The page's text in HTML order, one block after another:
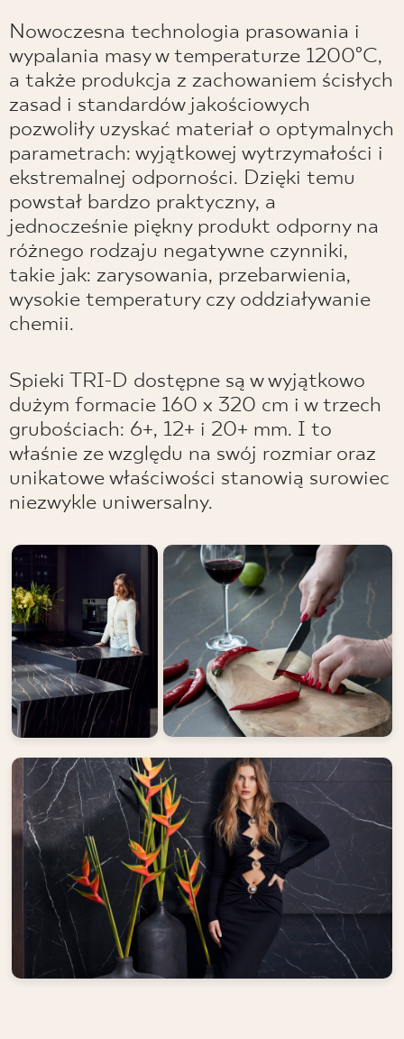
Nowoczesna technologia prasowania i
wypalania masy w temperaturze 1200°C,
a także produkcja z zachowaniem ścisłych
zasad i standardów jakościowych
pozwoliły uzyskać materiał o optymalnych
parametrach: wyjątkowej wytrzymałości i
ekstremalnej odporności. Dzięki temu
powstał bardzo praktyczny, a
jednocześnie piękny produkt odporny na
różnego rodzaju negatywne czynniki,
takie jak: zarysowania, przebarwienia,
wysokie temperatury czy oddziaływanie
chemii.
Spieki TRI-D dostępne są w wyjątkowo
dużym formacie 160 x 320 cm i w trzech
grubościach: 6+, 12+ i 20+ mm. I to
właśnie ze względu na swój rozmiar oraz
unikatowe właściwości stanowią surowiec
niezwykle uniwersalny.